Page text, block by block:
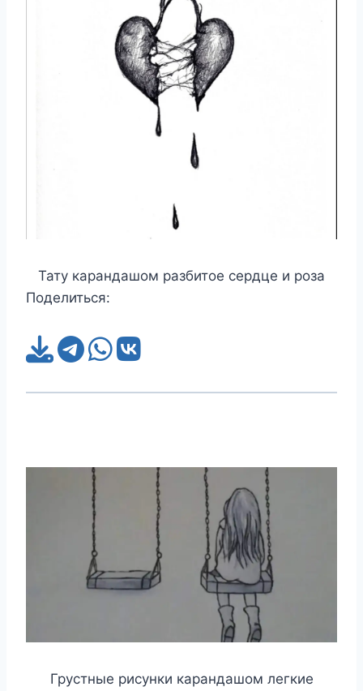
Тату карандашом разбитое сердце и роза
Поделиться:
Грустные рисунки карандашом легкие